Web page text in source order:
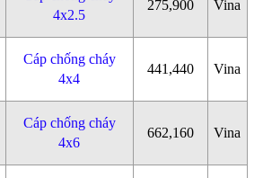
4x2.5
275,900 Vina
Cáp chống cháy
4x4
441,440 Vina
Cáp chống cháy
4x6
662,160 Vina